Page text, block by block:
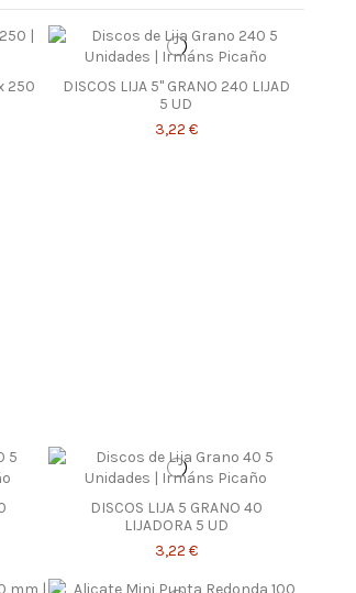
250
DISCOS LIJA 5" GRANO 240 LIJAD
5 UD
3,22 €
DISCOS LIJA 5 GRANO 40
LIJADORA 5 UD
3,22 €